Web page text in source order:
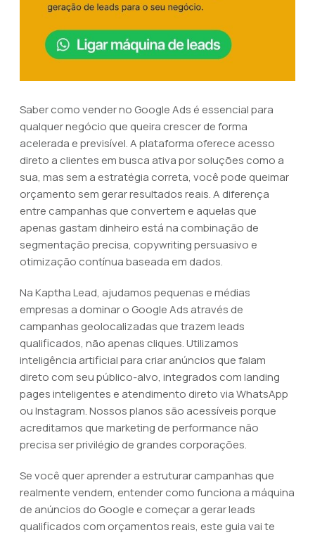
Saber como vender no Google Ads é essencial para
qualquer negócio que queira crescer de forma
acelerada e previsível. A plataforma oferece acesso
direto a clientes em busca ativa por soluções como a
sua, mas sem a estratégia correta, você pode queimar
orçamento sem gerar resultados reais. A diferença
entre campanhas que convertem e aquelas que
apenas gastam dinheiro está na combinação de
segmentação precisa, copywriting persuasivo e
otimização contínua baseada em dados.
Na Kaptha Lead, ajudamos pequenas e médias
empresas a dominar o Google Ads através de
campanhas geolocalizadas que trazem leads
qualificados, não apenas cliques. Utilizamos
inteligência artificial para criar anúncios que falam
direto com seu público-alvo, integrados com landing
pages inteligentes e atendimento direto via WhatsApp
ou Instagram. Nossos planos são acessíveis porque
acreditamos que marketing de performance não
precisa ser privilégio de grandes corporações.
Se você quer aprender a estruturar campanhas que
realmente vendem, entender como funciona a máquina
de anúncios do Google e começar a gerar leads
qualificados com orçamentos reais, este guia vai te